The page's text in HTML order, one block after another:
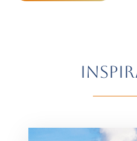
További érdekességekért
A programok sorrendje az